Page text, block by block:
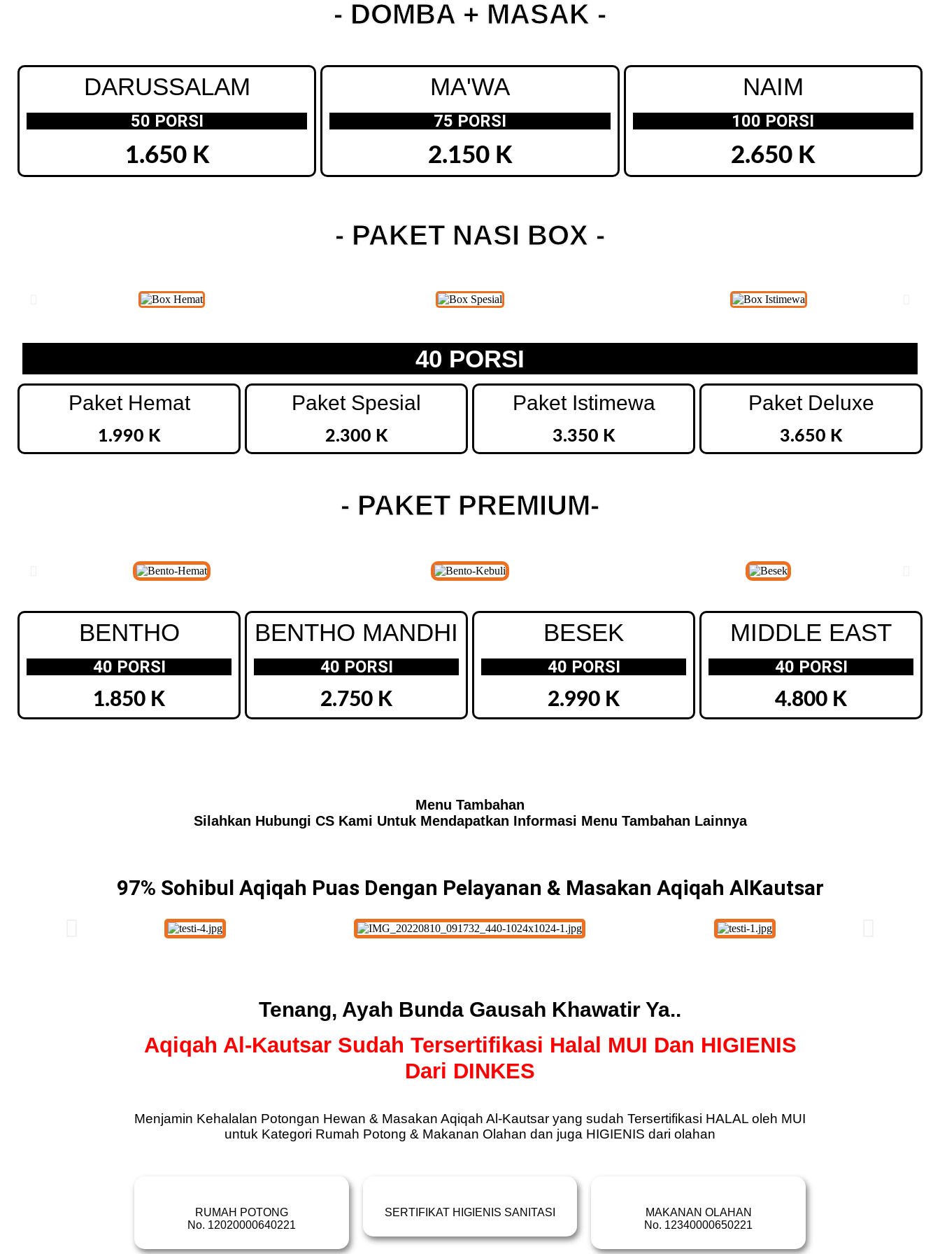
- DOMBA + MASAK -
DARUSSALAM
50 PORSI
1.650 K
MA'WA
75 PORSI
2.150 K
NAIM
100 PORSI
2.650 K
- PAKET NASI BOX -
40 PORSI
Paket Hemat
1.990 K
Paket Spesial
2.300 K
Paket Istimewa
3.350 K
Paket Deluxe
3.650 K
- PAKET PREMIUM-
BENTHO
40 PORSI
1.850 K
BENTHO MANDHI
40 PORSI
2.750 K
BESEK
40 PORSI
2.990 K
MIDDLE EAST
40 PORSI
4.800 K
Menu Tambahan
Silahkan Hubungi CS Kami Untuk Mendapatkan Informasi Menu Tambahan Lainnya
97% Sohibul Aqiqah Puas Dengan Pelayanan & Masakan Aqiqah AlKautsar
Tenang, Ayah Bunda Gausah Khawatir Ya..
Aqiqah Al-Kautsar Sudah Tersertifikasi Halal MUI Dan HIGIENIS
Dari DINKES
Menjamin Kehalalan Potongan Hewan & Masakan Aqiqah Al-Kautsar yang sudah Tersertifikasi HALAL oleh MUI
untuk Kategori Rumah Potong & Makanan Olahan dan juga HIGIENIS dari olahan
RUMAH POTONG
No. 12020000640221
SERTIFIKAT HIGIENIS SANITASI
MAKANAN OLAHAN
No. 12340000650221